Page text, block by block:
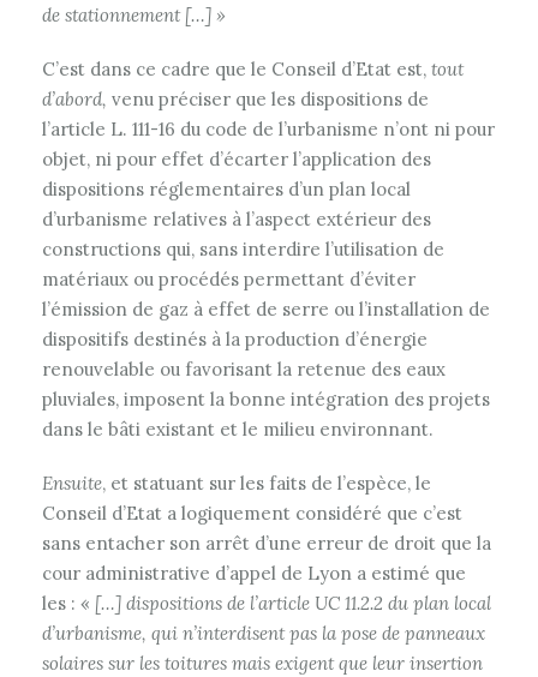
de stationnement […] »
C’est dans ce cadre que le Conseil d’Etat est, tout
d’abord, venu préciser que les dispositions de
l’article L. 111-16 du code de l’urbanisme n’ont ni pour
objet, ni pour effet d’écarter l’application des
dispositions réglementaires d’un plan local
d’urbanisme relatives à l’aspect extérieur des
constructions qui, sans interdire l’utilisation de
matériaux ou procédés permettant d’éviter
l’émission de gaz à effet de serre ou l’installation de
dispositifs destinés à la production d’énergie
renouvelable ou favorisant la retenue des eaux
pluviales, imposent la bonne intégration des projets
dans le bâti existant et le milieu environnant.
Ensuite, et statuant sur les faits de l’espèce, le
Conseil d’Etat a logiquement considéré que c’est
sans entacher son arrêt d’une erreur de droit que la
cour administrative d’appel de Lyon a estimé que
les : « […] dispositions de l’article UC 11.2.2 du plan local
d’urbanisme, qui n’interdisent pas la pose de panneaux
solaires sur les toitures mais exigent que leur insertion